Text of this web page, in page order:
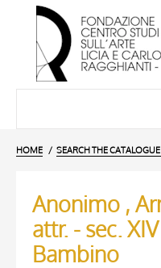
HOME SEARCH THE CATALOGUE
Anonimo ,
attr. - sec.
Bambino